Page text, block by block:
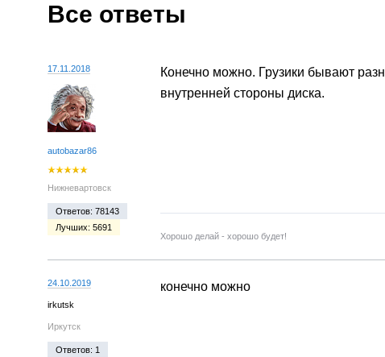
Все ответы
17.11.2018
autobazar86
Нижневартовск
Ответов: 78143
Лучших: 5691
Конечно можно. Грузики бывают
внутренней стороны диска.
Хорошо делай - хорошо будет!
24.10.2019
irkutsk
Иркутск
Ответов: 1
конечно можно